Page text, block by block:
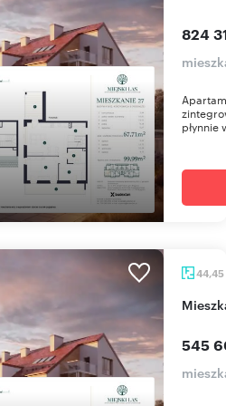
824
płynnie
44,45
545